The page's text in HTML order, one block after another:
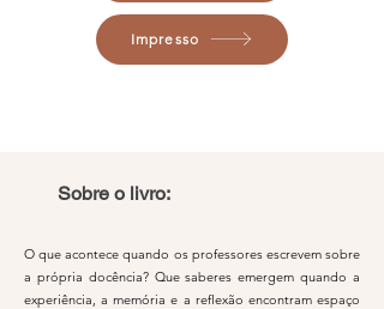
Impresso
Sobre o livro:
O que acontece quando os professores escrevem sobre
a própria docência? Que saberes emergem quando a
experiência, a memória e a reflexão encontram espaço